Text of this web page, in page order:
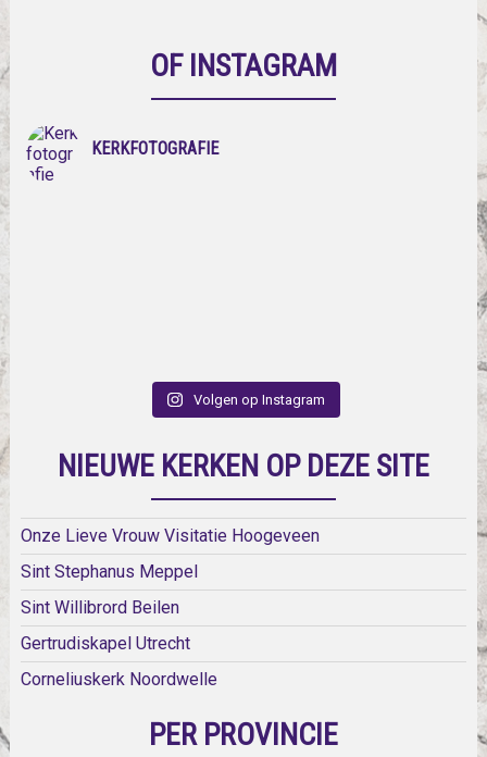
OF INSTAGRAM
KERKFOTOGRAFIE
Volgen op Instagram
NIEUWE KERKEN OP DEZE SITE
Onze Lieve Vrouw Visitatie Hoogeveen
Sint Stephanus Meppel
Sint Willibrord Beilen
Gertrudiskapel Utrecht
Corneliuskerk Noordwelle
PER PROVINCIE